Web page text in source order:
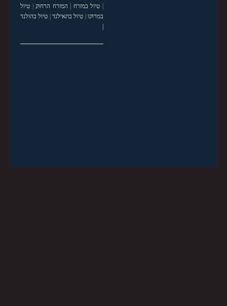
| טיול במזרח | המזרח הרחוק| טיול
במרוקו| טיול בתאילנד| טיול בהולנד
|